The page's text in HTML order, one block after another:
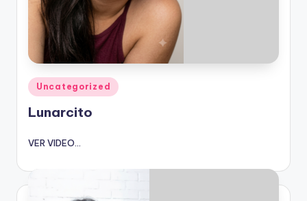
Publicado
en
Uncategorized
Lunarcito
VER VIDEO...